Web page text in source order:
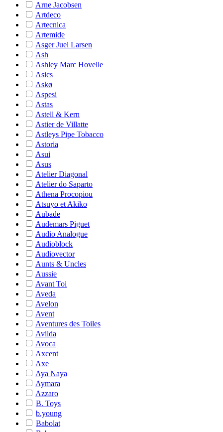
Arne Jacobsen
Artdeco
Artecnica
Artemide
Asger Juel Larsen
Ash
Ashley Marc Hovelle
Asics
Askø
Aspesi
Astas
Astell & Kern
Astier de Villatte
Astleys Pipe Tobacco
Astoria
Asui
Asus
Atelier Diagonal
Atelier do Saparto
Athena Procopiou
Atsuyo et Akiko
Aubade
Audemars Piguet
Audio Analogue
Audioblock
Audiovector
Aunts & Uncles
Aussie
Avant Toi
Aveda
Avelon
Avent
Aventures des Toiles
Avilda
Avoca
Axcent
Axe
Aya Naya
Aymara
Azzaro
B. Toys
b.young
Babolat